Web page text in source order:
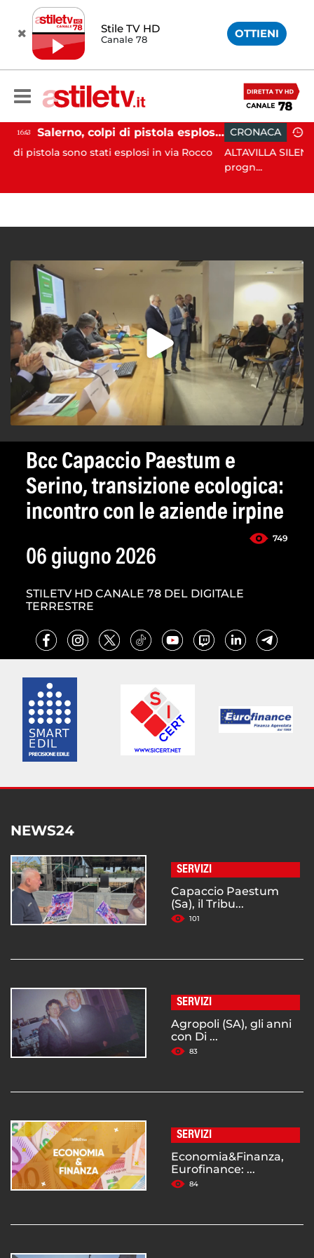
Stile TV HD
Canale 78 OTTIENI
Salerno, colpi di pistola esplosi a Pastena: paura tra i residenti
stati esplosi in via Rocco
CRONACA 18:11
ALTAVILLA SILENTINA. Grave
Bcc Capaccio Paestum e
Serino, transizione ecologica:
incontro con le aziende irpine
749
06 giugno 2026
STILETV HD CANALE 78 DEL DIGITALE
TERRESTRE
NEWS24
SERVIZI
Capaccio Paestum
(Sa), il Tribu...
101
SERVIZI
Agropoli (SA), gli anni
con Di ...
83
SERVIZI
Economia&Finanza,
Eurofinance: ...
84